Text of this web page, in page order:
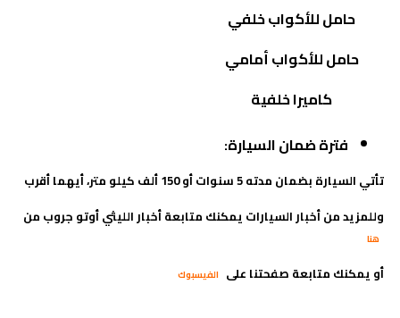
حامل للأكواب خلفي
حامل للأكواب أمامي
كاميرا خلفية
فترة ضمان السيارة:
تأتي السيارة بضمان مدته 5 سنوات أو 150 ألف كيلو متر، أيهما أقرب
وللمزيد من أخبار السيارات يمكنك متابعة أخبار الليثي أوتو جروب من
هنا
أو يمكنك متابعة صفحتنا على الفيسبوك